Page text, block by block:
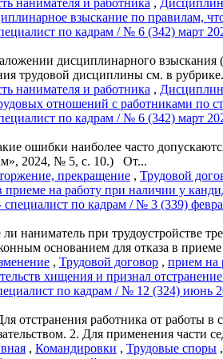
нанимателя и работника ,
взыскание по правилам,
по кадрам / № 6 (342) март
дисциплинарного
трудовой дисциплины см. в
нанимателя и работника ,
отношений с работниками по
по кадрам / № 6 (342) март
ошибки наиболее часто
2024, № 5, с. 10.) От...
прекращение , Трудовой
на работу при наличии у
специалист по кадрам / № 3 (339)
наниматель при трудоустройстве
основанием для отказа в
, Трудовой договор , прием на
хищения и признал
по кадрам / № 12 (324) июнь
отстранения работника от работы
2. Для применения части
, Командировки , Трудовые споры ,